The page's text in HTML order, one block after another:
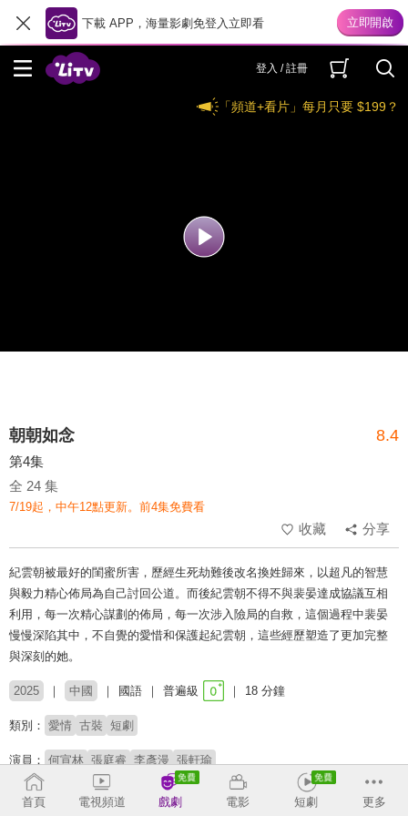
下載 APP，海量影劇免登入立即看
登入 / 註冊
「頻道+看片」每月只要 $199？
朝朝如念 8.4
第4集
全 24 集
7/19起，中午12點更新。前4集免費看
收藏 分享
紀雲朝被最好的閨蜜所害，歷經生死劫難後改名換姓歸來，以超凡的智慧
與毅力精心佈局為自己討回公道。而後紀雲朝不得不與裴晏達成協議互相
利用，每一次精心謀劃的佈局，每一次涉入險局的自救，這個過程中裴晏
慢慢深陷其中，不自覺的愛惜和保護起紀雲朝，這些經歷塑造了更加完整
與深刻的她。
2025 中國 國語 普遍級 18 分鐘
類別： 愛情 古裝 短劇
演員： 何宣林 張庭睿 李彥漫 張軒瑜
首頁 電視頻道 戲劇 電影 短劇 更多